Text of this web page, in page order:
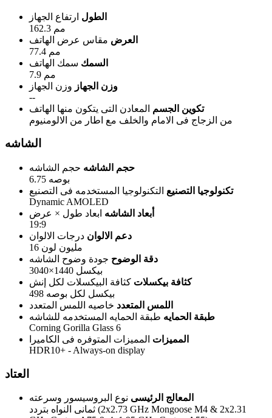
الطول ارتفاع الجهاز
162.3 مم
العرض مقاس عرض الهاتف
77.4 مم
السمك سمك الهاتف
7.9 مم
وزن الجهاز وزن الجهاز
--
تكوين الجسم المعادن التى يتكون منها الهاتف
من الزجاج فى الامام والخلف مع اطار من الالومنيوم
الشاشه
حجم الشاشه حجم الشاشه
6.75 بوصه
تكنولوجيا التصنيع التكنولوجيا المستخدمه فى التصنيع
Dynamic AMOLED
أبعاد الشاشه ابعاد طول × عرض
19:9
دعم الالوان درجات الالوان
16 مليون لون
دقة الوضوح جودة وضوح الشاشه
3040×1440 بيكسل
كثافة بيكسلات كثافة البيكسلات لكل إنش
498 بيكسل لكل بوصه
اللمس المتعدد خاصيه اللمس المتعدد
طبقة الحمايه طبقة الحمايه المستخدمه للشاشه
Corning Gorilla Glass 6
المميزات المميزات المتوفره فى الكاميرا
HDR10+ - Always-on display
العتاد
المعالج الرئيسى نوع البروسيسور وسرعته
ثمانى النواه بتردد (2x2.73 GHz Mongoose M4 & 2x2.31